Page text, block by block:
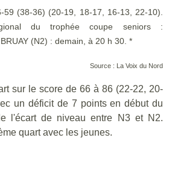
59 (38-36) (20-19, 18-17, 16-13, 22-10).
du trophée coupe seniors :
(N2) : demain, à 20 h 30. *
Source : La Voix du Nord
sur le score de 66 à 86 (22-22, 20-
un déficit de 7 points en début du
l'écart de niveau entre N3 et N2.
quart avec les jeunes.